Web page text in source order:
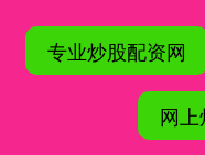
专业炒股配资网
网